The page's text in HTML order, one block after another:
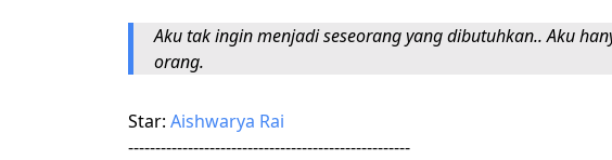
Aku tak ingin menjadi seseorang yang dibutuhkan.. Aku
orang.
Star: Aishwarya Rai
----------------------------------------------------